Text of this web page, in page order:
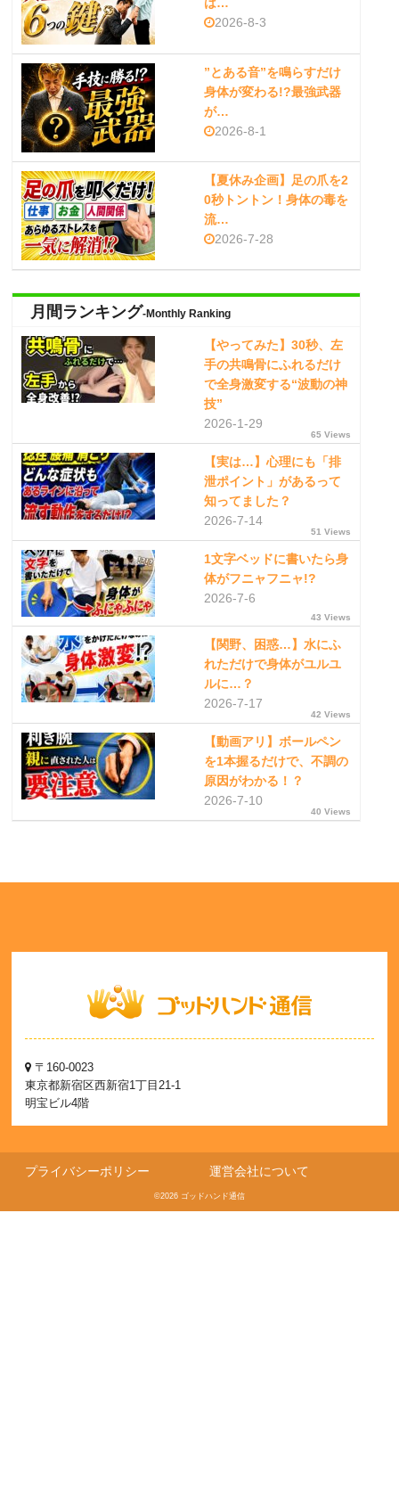
は…
2026-8-3
”とある音”を鳴らすだけ
身体が変わる!?最強武器
が…
2026-8-1
【夏休み企画】足の爪を2
0秒トントン！身体の毒を
流…
2026-7-28
月間ランキング-Monthly Ranking
【やってみた】30秒、左
手の共鳴骨にふれるだけ
で全身激変する“波動の神
技”
2026-1-29
65 Views
【実は…】心理にも「排
泄ポイント」があるって
知ってました？
2026-7-14
51 Views
1文字ベッドに書いたら身
体がフニャフニャ!?
2026-7-6
43 Views
【関野、困惑…】水にふ
れただけで身体がユルユ
ルに…？
2026-7-17
42 Views
【動画アリ】ボールペン
を1本握るだけで、不調の
原因がわかる！？
2026-7-10
40 Views
〒160-0023
東京都新宿区西新宿1丁目21-1
明宝ビル4階
プライバシーポリシー 運営会社について
©2026 ゴッドハンド通信